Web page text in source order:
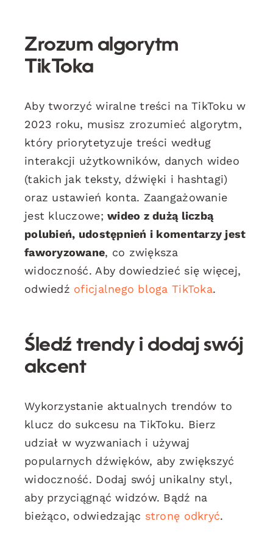
Zrozum algorytm
TikToka
Aby tworzyć wiralne treści na TikToku w
2023 roku, musisz zrozumieć algorytm,
który priorytetyzuje treści według
interakcji użytkowników, danych wideo
(takich jak teksty, dźwięki i hashtagi)
oraz ustawień konta. Zaangażowanie
jest kluczowe;wideo z dużą liczbą
polubień, udostępnień i komentarzy jest
faworyzowane, co zwiększa
widoczność. Aby dowiedzieć się więcej,
odwiedź oficjalnego bloga TikToka.
Śledź trendy i dodaj swój
akcent
Wykorzystanie aktualnych trendów to
klucz do sukcesu na TikToku. Bierz
udział w wyzwaniach i używaj
popularnych dźwięków, aby zwiększyć
widoczność. Dodaj swój unikalny styl,
aby przyciągnąć widzów. Bądź na
bieżąco, odwiedzając stronę odkryć.